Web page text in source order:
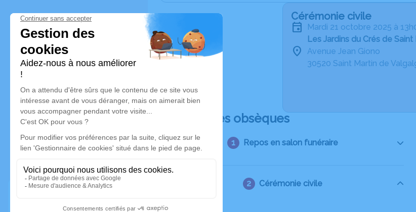
Cérémonie civile
mardi 21 octobre 2025 à
Les Jardins du Crés de
Avenue Jean Giono
30520 Saint Martin de
Déroulé des obsèques
Repos en salon funéraire
Cérémonie civile